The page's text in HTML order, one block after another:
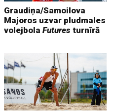
Graudiņa/Samoilova
Majoros uzvar pludmales
volejbolaFutures turnīrā